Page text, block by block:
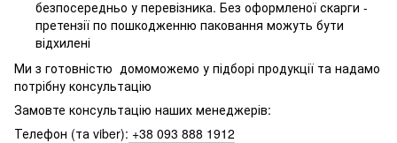
безпосередньо у перевізника. Без оформленої скарги -
претензії по пошкодженню паковання можуть бути
відхилені
Ми з готовністю домоможемо у підборі продукції та надамо
потрібну консультацію
Замовте консультацію наших менеджерів:
Телефон (та viber): +38 093 888 1912